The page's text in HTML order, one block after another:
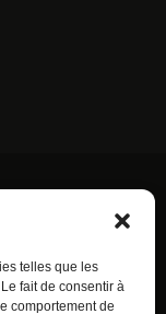
telles que les
fait de consentir à
comportement de